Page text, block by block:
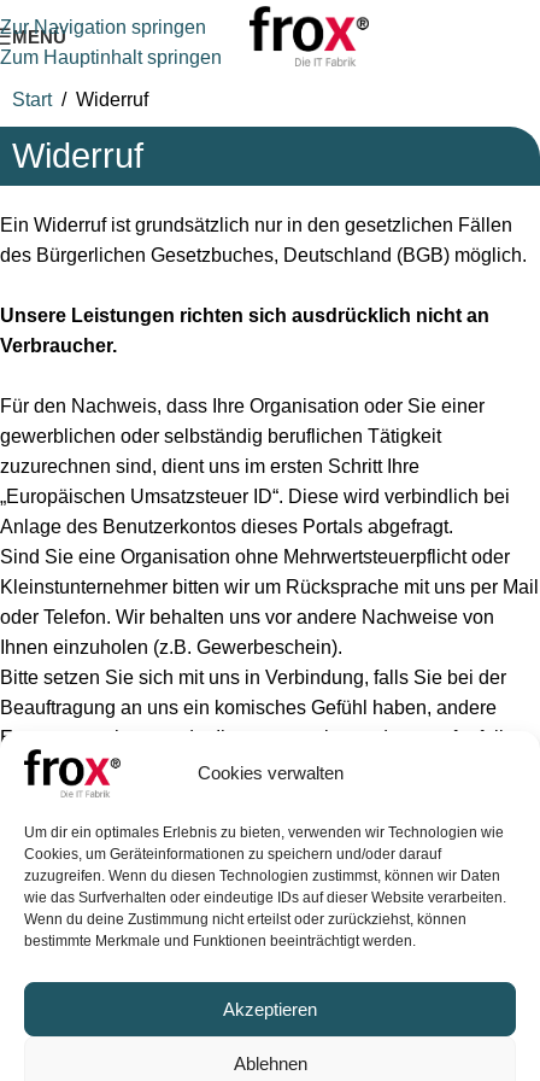
Cookies verwalten
Um dir ein optimales Erlebnis zu bieten, verwenden wir Technologien wie
Cookies, um Geräteinformationen zu speichern und/oder darauf
zuzugreifen. Wenn du diesen Technologien zustimmst, können wir Daten
wie das Surfverhalten oder eindeutige IDs auf dieser Website verarbeiten.
Wenn du deine Zustimmung nicht erteilst oder zurückziehst, können
bestimmte Merkmale und Funktionen beeinträchtigt werden.
Akzeptieren
Ablehnen
Zur Navigation springen
Zum Hauptinhalt springen
MENÜ
Start / Widerruf
Widerruf
Ein Widerruf ist grundsätzlich nur in den gesetzlichen Fällen
des Bürgerlichen Gesetzbuches, Deutschland (BGB) möglich.
Unsere Leistungen richten sich ausdrücklich nicht an
Verbraucher.
Für den Nachweis, dass Ihre Organisation oder Sie einer
gewerblichen oder selbständig beruflichen Tätigkeit
zuzurechnen sind, dient uns im ersten Schritt Ihre
„Europäischen Umsatzsteuer ID“. Diese wird verbindlich bei
Anlage des Benutzerkontos dieses Portals abgefragt.
Sind Sie eine Organisation ohne Mehrwertsteuerpflicht oder
Kleinstunternehmer bitten wir um Rücksprache mit uns per Mail
oder Telefon. Wir behalten uns vor andere Nachweise von
Ihnen einzuholen (z.B. Gewerbeschein).
Bitte setzen Sie sich mit uns in Verbindung, falls Sie bei der
Beauftragung an uns ein komisches Gefühl haben, andere
Erwartungen hatten oder Ihnen etwas besonderes aufgefallen
ist (die Erfahrung zeigt, dass man solche Punkte besser am
Telefon löst als schriftlich). Unabhängig von den gesetzlichen
Vorgaben lassen sich viele Punkte regelmäßig einfach regeln.
DieKontaktdaten sind im Impressumangegeben.
FROX GmbH
44141 Dortmund
Vertrieb: +49 (0)231 99 76 04 0